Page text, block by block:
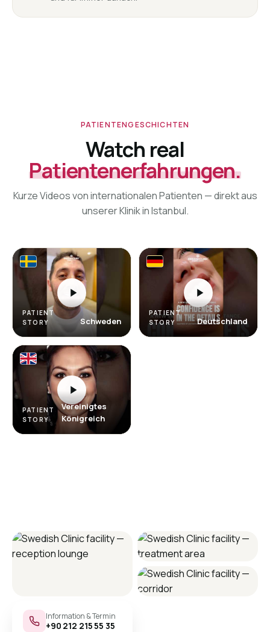
PATIENTENGESCHICHTEN
Watch real
Patientenerfahrungen.
Kurze Videos von internationalen Patienten — direkt aus
unserer Klinik in Istanbul.
PATIENT
STORY
Schweden
PATIENT
STORY
Deutschland
PATIENT
STORY
Vereinigtes
Königreich
Information & Termin
+90 212 215 55 35